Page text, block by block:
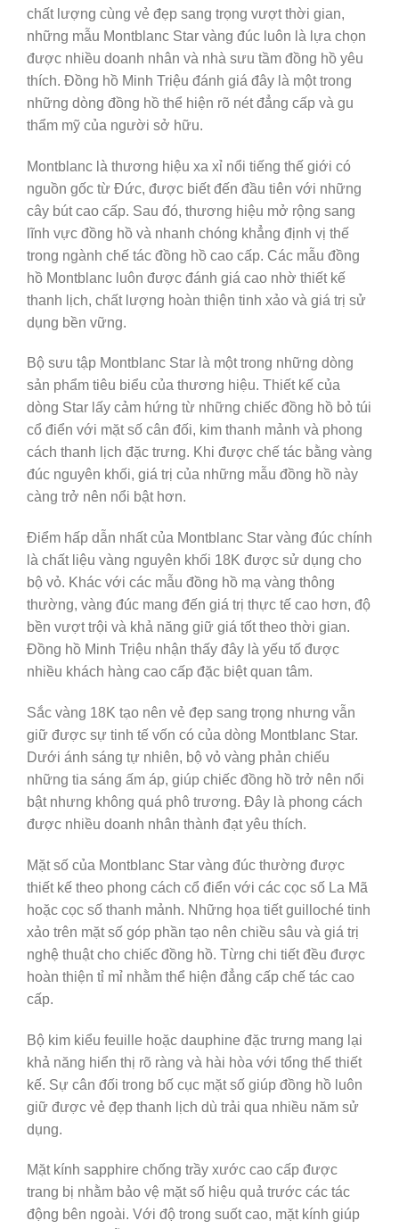
chất lượng cùng vẻ đẹp sang trọng vượt thời gian,
những mẫu Montblanc Star vàng đúc luôn là lựa chọn
được nhiều doanh nhân và nhà sưu tầm đồng hồ yêu
thích. Đồng hồ Minh Triệu đánh giá đây là một trong
những dòng đồng hồ thể hiện rõ nét đẳng cấp và gu
thẩm mỹ của người sở hữu.
Montblanc là thương hiệu xa xỉ nổi tiếng thế giới có
nguồn gốc từ Đức, được biết đến đầu tiên với những
cây bút cao cấp. Sau đó, thương hiệu mở rộng sang
lĩnh vực đồng hồ và nhanh chóng khẳng định vị thế
trong ngành chế tác đồng hồ cao cấp. Các mẫu đồng
hồ Montblanc luôn được đánh giá cao nhờ thiết kế
thanh lịch, chất lượng hoàn thiện tinh xảo và giá trị sử
dụng bền vững.
Bộ sưu tập Montblanc Star là một trong những dòng
sản phẩm tiêu biểu của thương hiệu. Thiết kế của
dòng Star lấy cảm hứng từ những chiếc đồng hồ bỏ túi
cổ điển với mặt số cân đối, kim thanh mảnh và phong
cách thanh lịch đặc trưng. Khi được chế tác bằng vàng
đúc nguyên khối, giá trị của những mẫu đồng hồ này
càng trở nên nổi bật hơn.
Điểm hấp dẫn nhất của Montblanc Star vàng đúc chính
là chất liệu vàng nguyên khối 18K được sử dụng cho
bộ vỏ. Khác với các mẫu đồng hồ mạ vàng thông
thường, vàng đúc mang đến giá trị thực tế cao hơn, độ
bền vượt trội và khả năng giữ giá tốt theo thời gian.
Đồng hồ Minh Triệu nhận thấy đây là yếu tố được
nhiều khách hàng cao cấp đặc biệt quan tâm.
Sắc vàng 18K tạo nên vẻ đẹp sang trọng nhưng vẫn
giữ được sự tinh tế vốn có của dòng Montblanc Star.
Dưới ánh sáng tự nhiên, bộ vỏ vàng phản chiếu
những tia sáng ấm áp, giúp chiếc đồng hồ trở nên nổi
bật nhưng không quá phô trương. Đây là phong cách
được nhiều doanh nhân thành đạt yêu thích.
Mặt số của Montblanc Star vàng đúc thường được
thiết kế theo phong cách cổ điển với các cọc số La Mã
hoặc cọc số thanh mảnh. Những họa tiết guilloché tinh
xảo trên mặt số góp phần tạo nên chiều sâu và giá trị
nghệ thuật cho chiếc đồng hồ. Từng chi tiết đều được
hoàn thiện tỉ mỉ nhằm thể hiện đẳng cấp chế tác cao
cấp.
Bộ kim kiểu feuille hoặc dauphine đặc trưng mang lại
khả năng hiển thị rõ ràng và hài hòa với tổng thể thiết
kế. Sự cân đối trong bố cục mặt số giúp đồng hồ luôn
giữ được vẻ đẹp thanh lịch dù trải qua nhiều năm sử
dụng.
Mặt kính sapphire chống trầy xước cao cấp được
trang bị nhằm bảo vệ mặt số hiệu quả trước các tác
động bên ngoài. Với độ trong suốt cao, mặt kính giúp